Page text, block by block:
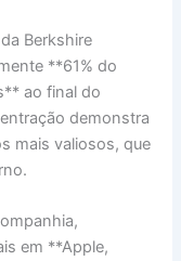
Berkshire
**61% do
ao final do
demonstra
mais valiosos, que
em **Apple,